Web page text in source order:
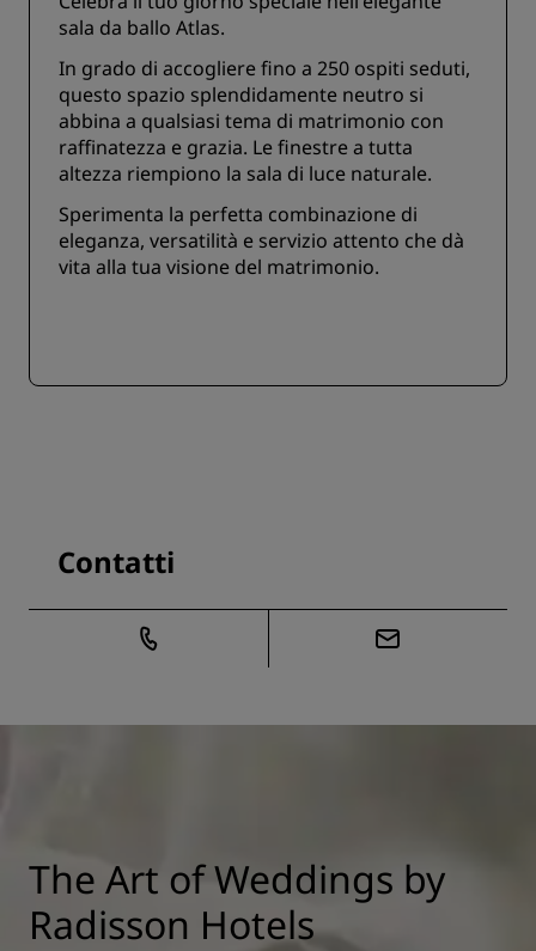
sala da ballo Atlas.
In grado di accogliere fino a 250 ospiti seduti,
questo spazio splendidamente neutro si
abbina a qualsiasi tema di matrimonio con
raffinatezza e grazia. Le finestre a tutta
altezza riempiono la sala di luce naturale.
Sperimenta la perfetta combinazione di
eleganza, versatilità e servizio attento che dà
vita alla tua visione del matrimonio.
Contatti
The Art of Weddings by
Radisson Hotels